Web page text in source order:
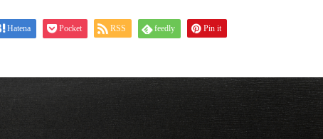
Hatena Pocket RSS feedly Pin it